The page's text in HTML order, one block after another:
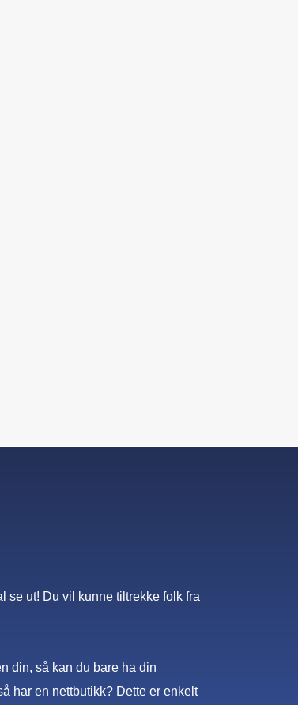
se ut! Du vil kunne tiltrekke folk fra
din, så kan du bare ha din
har en nettbutikk? Dette er enkelt